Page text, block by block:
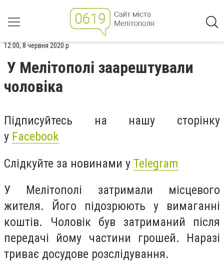
12:00, 8 червня 2020 р.
У Мелітополі заарештували
чоловіка
Підписуйтесь на нашу сторінку
у Facebook
Слідкуйте за новинами у Telegram
У Мелітополі затримали місцевого
жителя. Його підозрюють у вимаганні
коштів. Чоловік був затриманий після
передачі йому частини грошей. Наразі
триває досудове розслідування.